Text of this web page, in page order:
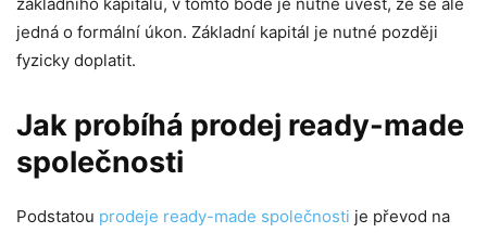
základního kapitálu, v tomto bodě je nutné uvést, že se ale
jedná o formální úkon. Základní kapitál je nutné později
fyzicky doplatit.
Jak probíhá prodej ready-made
společnosti
Podstatou prodeje ready-made společnosti je převod na